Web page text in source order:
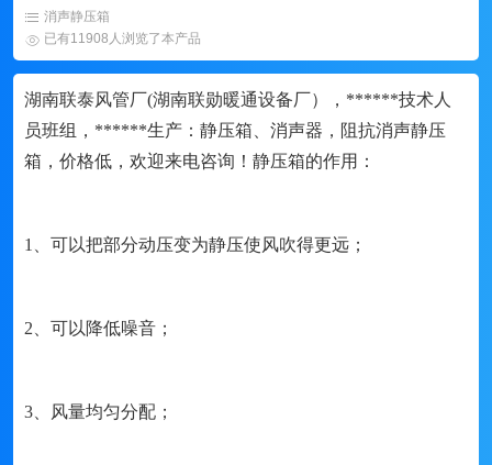
消声静压箱
已有11908人浏览了本产品
湖南联泰风管厂(湖南联勋暖通设备厂），******技术人
员班组，******生产：静压箱、消声器，阻抗消声静压
箱，价格低，欢迎来电咨询！静压箱的作用：
1、可以把部分动压变为静压使风吹得更远；
2、可以降低噪音；
3、风量均匀分配；